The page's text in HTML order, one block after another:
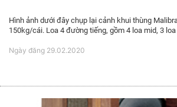
Hình ảnh dưới đây chụp lại cảnh khui thùng
150kg/cái. Loa 4 đường tiếng, gồm 4 loa mid, 3 loa
Ngày đăng 29.02.2020